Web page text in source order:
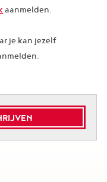
aanmelden.
je kan jezelf